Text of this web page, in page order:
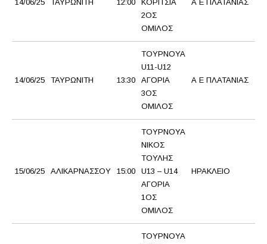
14/06/25 ΤΑΥΡΩΝΙΤΗ 12:00
ΚΟΡΙΤΣΙΑ
2ΟΣ
ΟΜΙΛΟΣ
Α Ε ΠΛΑΤΑΝΙΑΣ
14/06/25 ΤΑΥΡΩΝΙΤΗ 13:30
ΤΟΥΡΝΟΥΑ
U11-U12
ΑΓΟΡΙΑ
3ΟΣ
ΟΜΙΛΟΣ
Α Ε ΠΛΑΤΑΝΙΑΣ
15/06/25 ΑΛΙΚΑΡΝΑΣΣΟΥ 15:00
ΤΟΥΡΝΟΥΑ
ΝΙΚΟΣ
ΤΟΥΛΗΣ
U13 – U14
ΑΓΟΡΙΑ
1ΟΣ
ΟΜΙΛΟΣ
ΗΡΑΚΛΕΙΟ
ΤΟΥΡΝΟΥΑ